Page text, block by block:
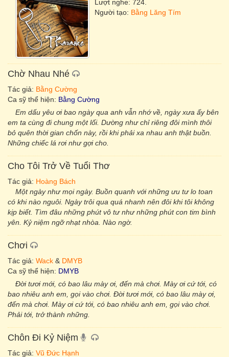
Lượt nghe: 724.
Người tạo: Bằng Lăng Tím
Chờ Nhau Nhé
Tác giả: Bằng Cường
Ca sỹ thể hiện: Bằng Cường
Em dấu yêu ơi bao ngày qua anh vẫn nhớ về, ngày xưa ấy bên
em ta cùng đi chung một lối. Dường như chỉ riêng đôi mình thôi
bỏ quên thời gian chốn này, rồi khi phải xa nhau anh thật buồn.
Những chiếc lá rơi như gợi cho.
Cho Tôi Trở Về Tuổi Thơ
Tác giả: Hoàng Bách
Một ngày như mọi ngày. Buồn quanh với những ưu tư lo toan
có khi nào nguôi. Ngày trôi qua quá nhanh nên đôi khi tôi không
kịp biết. Tìm đâu những phút vô tư như những phút con tim bình
yên. Kỷ niệm ngỡ nhạt nhòa. Nào ngờ.
Chơi
Tác giả: Wack & DMYB
Ca sỹ thể hiện: DMYB
Đời tươi mới, có bao lâu mày ơi, đến mà chơi. Mày ơi cứ tới, có
bao nhiêu anh em, gọi vào chơi. Đời tươi mới, có bao lâu mày ơi,
đến mà chơi. Mày ơi cứ tới, có bao nhiêu anh em, gọi vào chơi.
Phải tới, trở thành những.
Chôn Đi Kỷ Niệm
Tác giả: Vũ Đức Hạnh